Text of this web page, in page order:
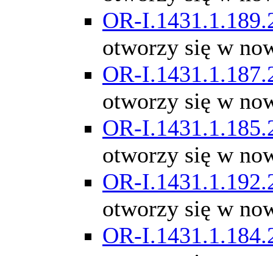
OR-
otworzy się w
OR-
otworzy się w
OR-
otworzy się w
OR-
otworzy się w
OR-